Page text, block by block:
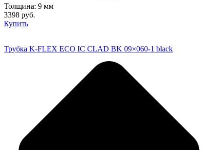
Толщина: 9 мм
3398 руб.
Купить
Трубка K-FLEX ECO IC CLAD BK 09×060-1 black